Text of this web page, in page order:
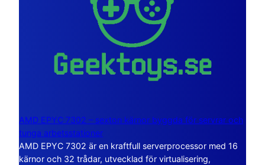
AMD EPYC 7302 – sexton kärnor byggda för servrar och
tunga arbetsstationer
AMD EPYC 7302 är en kraftfull serverprocessor med 16
kärnor och 32 trådar, utvecklad för virtualisering,